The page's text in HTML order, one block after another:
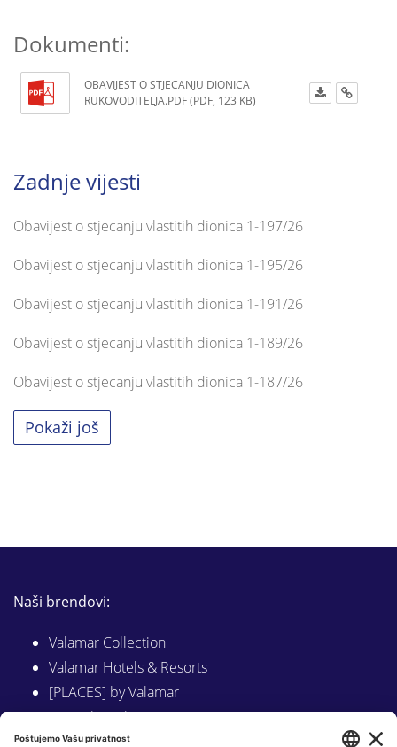
Dokumenti:
OBAVIJEST O STJECANJU DIONICA
RUKOVODITELJA.PDF (PDF, 123 KB)
Zadnje vijesti
Obavijest o stjecanju vlastitih dionica 1-197/26
Obavijest o stjecanju vlastitih dionica 1-195/26
Obavijest o stjecanju vlastitih dionica 1-191/26
Obavijest o stjecanju vlastitih dionica 1-189/26
Obavijest o stjecanju vlastitih dionica 1-187/26
Pokaži još
Naši brendovi:
Valamar Collection
Valamar Hotels & Resorts
[PLACES] by Valamar
Sunny by Valamar
Valamar Camping